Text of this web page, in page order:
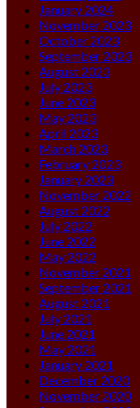
January 2024
November 2023
October 2023
September 2023
August 2023
July 2023
June 2023
May 2023
April 2023
March 2023
February 2023
January 2023
November 2022
August 2022
July 2022
June 2022
May 2022
November 2021
September 2021
August 2021
July 2021
June 2021
May 2021
January 2021
December 2020
November 2020